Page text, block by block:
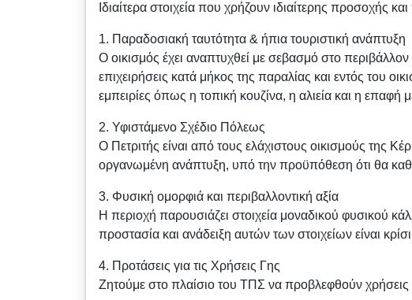
Ιδιαίτερα στοιχεία που χρήζουν ιδιαίτερης προσοχής
1. Παραδοσιακή ταυτότητα & ήπια τουριστική ανάπτυξη
Ο οικισμός έχει αναπτυχθεί με σεβασμό στο
επιχειρήσεις κατά μήκος της παραλίας και εντός του
εμπειρίες όπως η τοπική κουζίνα, η αλιεία και η επαφή
2. Υφιστάμενο Σχέδιο Πόλεως
Ο Πετριτής είναι από τους ελάχιστους οικισμούς της
οργανωμένη ανάπτυξη, υπό την προϋπόθεση ότι θα
3. Φυσική ομορφιά και περιβαλλοντική αξία
Η περιοχή παρουσιάζει στοιχεία μοναδικού φυσικού
προστασία και ανάδειξη αυτών των στοιχείων είναι
4. Προτάσεις για τις Χρήσεις Γης
Ζητούμε στο πλαίσιο του ΤΠΣ να προβλεφθούν